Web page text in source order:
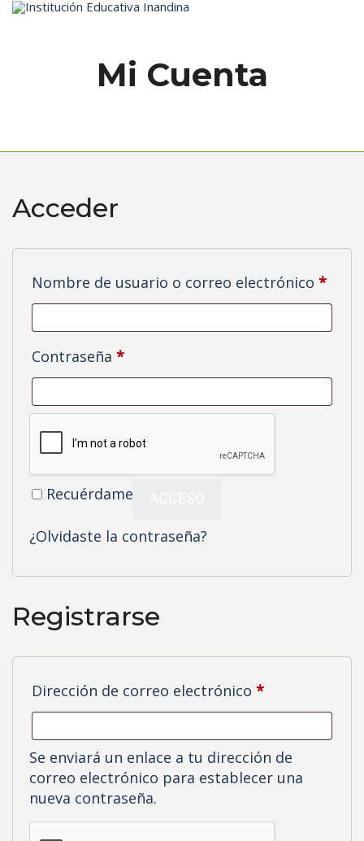
Inicio
Mi Cuenta
Acceder
Nombre de usuario o correo electrónico *
Contraseña *Obligatorio
Recuérdame
¿Olvidaste la contraseña?
Registrarse
Dirección de correo electrónico *Obligatorio
Se enviará un enlace a tu dirección de
correo electrónico para establecer una
nueva contraseña.